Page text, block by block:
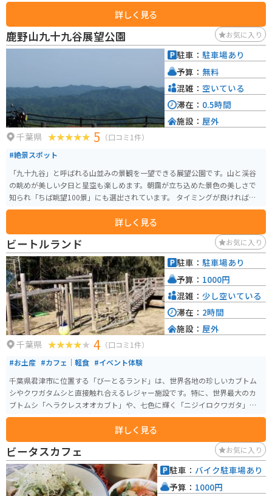
詳しく見る
鹿野山九十九谷展望公園 お気に入り
千葉県 5 （口コミ1件）
#絶景スポット
「九十九谷」と呼ばれる山並みの景観を一望できる展望公園です。山と渓谷
の眺めが美しい夕日と星空も楽しめます。朝靄が立ち込めた景色の美しさで
知られ「ちば眺望100景」にも選出されています。 タイミングが良ければ雲
海も見られます。
詳しく見る
駐車： 駐車場あり
予算： 無料
混雑： 空いている
滞在： 0.5時間
施設： 屋外
ビートルランド お気に入り
千葉県 4 （口コミ1件）
#お土産 #カフェ｜軽食 #イベント体験
千葉県君津市に位置する「びーとるランド」は、世界各地の珍しいカブトム
シやクワガタムシと直接触れ合えるレジャー施設です。特に、世界最大のカ
ブトムシ「ヘラクレスオオカブト」や、七色に輝く「ニジイロクワガタ」な
ど、多彩な甲虫を間近で観察し、実際に手に取ることができます。施設内は
「甲虫エリア」「PLAYエリア」「芝生エリア」「オフロードエリア」「休憩
エリア」の5つに分かれており、昆虫との触れ合いだけでなく、アスレチック
やトランポリン、バギー体験など、多彩なアクティビティを楽しめます。 ま
た、芝生エリアでは愛犬とのドッグランやピクニックも可能で、家族全員で
自然を満喫できます。都心からアクアライン経由で約1時間、海ほたるから車
で20分とアクセスも良好です。営業時間は10時から17時までです。入場料は
詳しく見る
駐車： 駐車場あり
予算： 1000円
混雑： 少し空いている
滞在： 2時間
施設： 屋外
ビータスカフェ お気に入り
駐車： バイク駐車場あり
予算： 1000円